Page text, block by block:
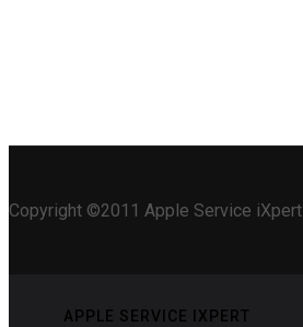
Copyright ©2011 Apple Service iXpert
APPLE SERVICE IXPERT